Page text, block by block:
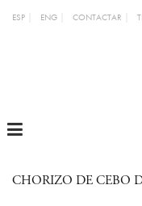
ESP ENG CONTACTAR
MENU
CHORIZO DE CEBO